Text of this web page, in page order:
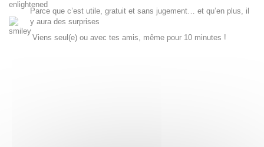
Parce que c’est utile, gratuit et sans jugement… et qu’en plus, il
y aura des surprises
Viens seul(e) ou avec tes amis, même pour 10 minutes !